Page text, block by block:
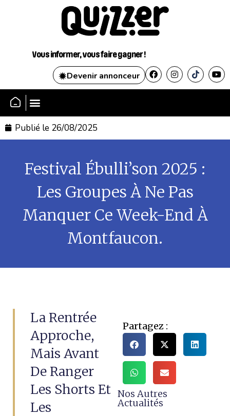
Vous informer, vous faire gagner !
Devenir annonceur
Publié le 26/08/2025
Festival Ébulli’son 2025 :
Les Groupes À Ne Pas
Manquer Ce Week-End À
Montfaucon.
La Rentrée
Approche,
Mais Avant
De Ranger
Les Shorts Et
Les
Partagez :
Nos Autres
Actualités